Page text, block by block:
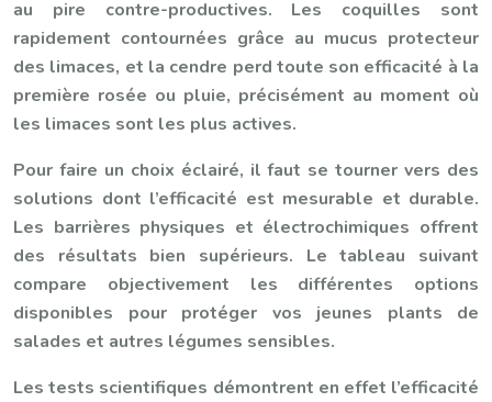
au pire contre-productives. Les coquilles sont
rapidement contournées grâce au mucus protecteur
des limaces, et la cendre perd toute son efficacité à la
première rosée ou pluie, précisément au moment où
les limaces sont les plus actives.
Pour faire un choix éclairé, il faut se tourner vers des
solutions dont l’efficacité est mesurable et durable.
Les barrières physiques et électrochimiques offrent
des résultats bien supérieurs. Le tableau suivant
compare objectivement les différentes options
disponibles pour protéger vos jeunes plants de
salades et autres légumes sensibles.
Les tests scientifiques démontrent en effet l’efficacité